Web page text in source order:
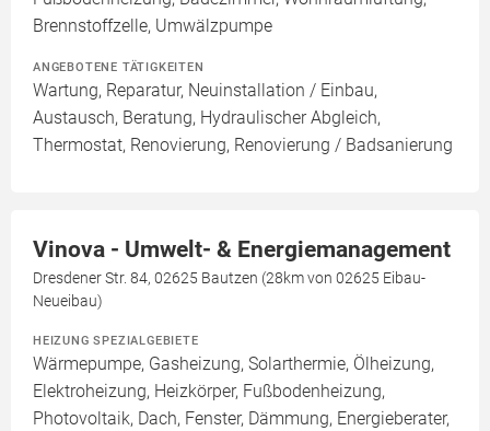
Brennstoffzelle, Umwälzpumpe
ANGEBOTENE TÄTIGKEITEN
Wartung, Reparatur, Neuinstallation / Einbau,
Austausch, Beratung, Hydraulischer Abgleich,
Thermostat, Renovierung, Renovierung / Badsanierung
Vinova - Umwelt- & Energiemanagement
Dresdener Str. 84, 02625 Bautzen (28km von 02625 Eibau-
Neueibau)
HEIZUNG SPEZIALGEBIETE
Wärmepumpe, Gasheizung, Solarthermie, Ölheizung,
Elektroheizung, Heizkörper, Fußbodenheizung,
Photovoltaik, Dach, Fenster, Dämmung, Energieberater,